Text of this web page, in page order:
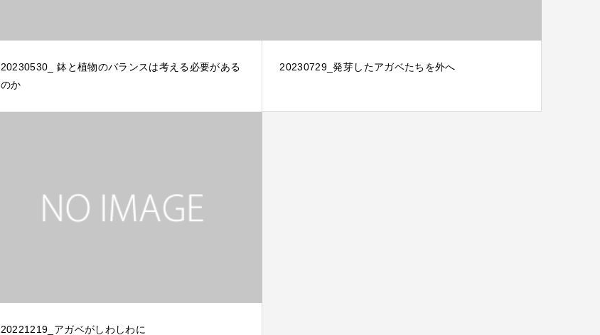
20230530_ 鉢と植物のバランスは考える必要がある
のか
20230729_発芽したアガベたちを外へ
20221219_アガベがしわしわに